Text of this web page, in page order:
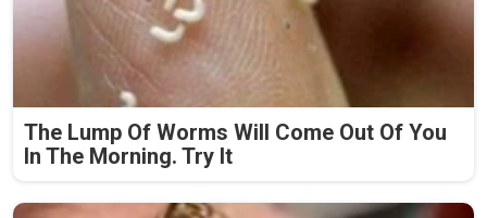
The Lump Of Worms Will Come Out Of You
In The Morning. Try It